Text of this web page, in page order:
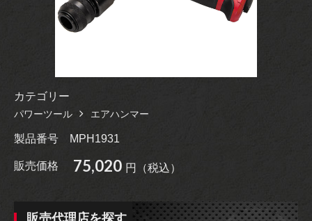
カテゴリー
パワーツール エアハンマー
製品番号 MPH1931
販売価格 75,020 円（税込）
販売代理店を探す